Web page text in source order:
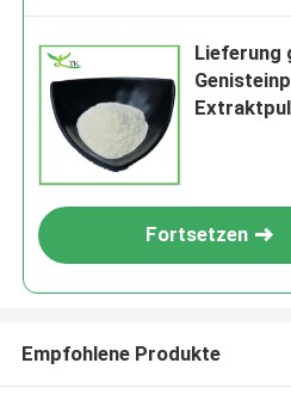
Lieferung
Fortsetzen
Empfohlene Produkte